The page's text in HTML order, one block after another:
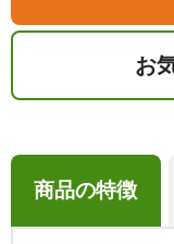
お
商品の特徴